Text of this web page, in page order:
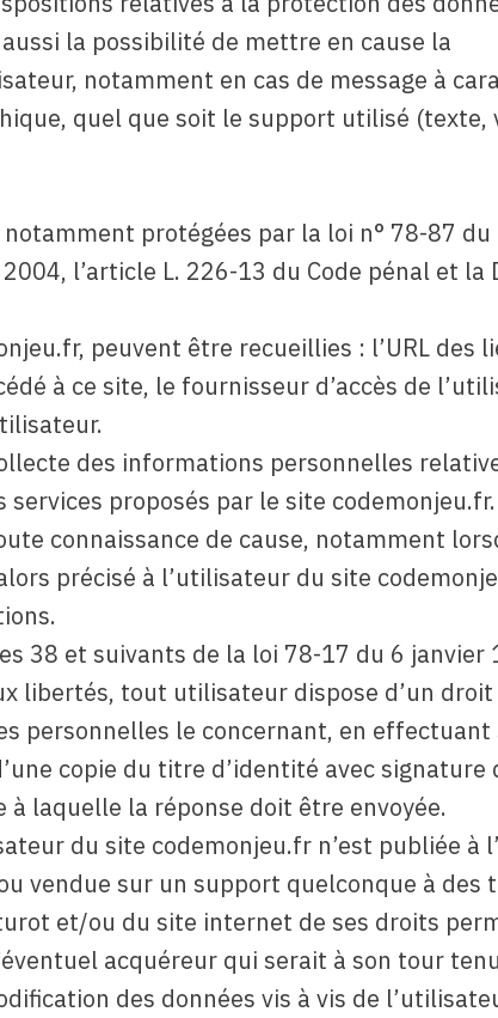
la possibilité de mettre en cause la
notamment en cas de message à
quel que soit le support utilisé (texte,
protégées par la loi n° 78-87 du
l’article L. 226-13 du Code pénal et la
peuvent être recueillies : l’URL des
à ce site, le fournisseur d’accès de
des informations personnelles
proposés par le site codemonjeu.fr.
connaissance de cause, notamment
précisé à l’utilisateur du site
38 et suivants de la loi 78-17 du 6 janvier
libertés, tout utilisateur dispose d’un droit
personnelles le concernant, en effectuant
copie du titre d’identité avec signature
laquelle la réponse doit être envoyée.
du site codemonjeu.fr n’est publiée à
vendue sur un support quelconque à des
et/ou du site internet de ses droits
acquéreur qui serait à son tour
des données vis à vis de